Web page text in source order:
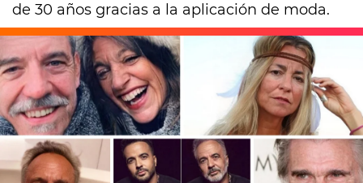
de 30 años gracias a la aplicación de moda.